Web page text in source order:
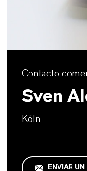
Contacto
Sven
Köln
ENVIAR